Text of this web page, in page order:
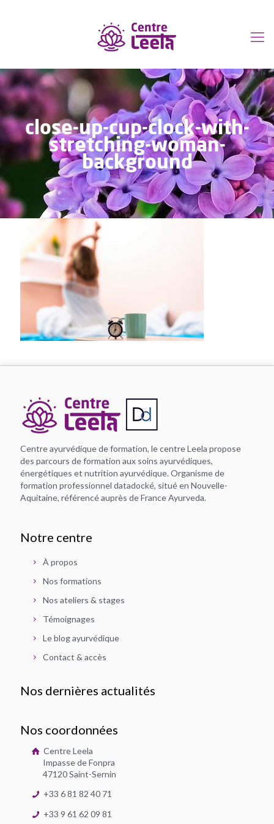
close-up-cup-clock-with-
stretching-woman-
background
Centre ayurvédique de formation, le centre Leela propose
des parcours de formation aux soins ayurvédiques,
énergétiques et nutrition ayurvédique. Organisme de
formation professionnel datadocké, situé en Nouvelle-
Aquitaine, référencé auprès de France Ayurveda.
Notre centre
À propos
Nos formations
Nos ateliers & stages
Témoignages
Le blog ayurvédique
Contact & accès
Nos dernières actualités
Nos coordonnées
Centre Leela
Impasse de Fonpra
47120 Saint-Sernin
+33 6 81 82 40 71
+33 9 61 62 09 81